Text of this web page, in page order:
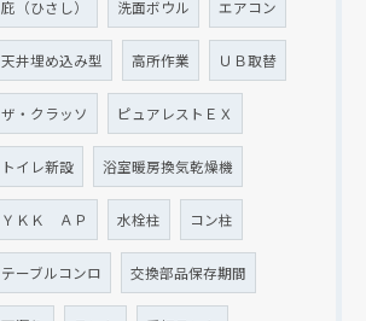
庇（ひさし） 洗面ボウル エアコン
天井埋め込み型 高所作業 ＵＢ取替
ザ・クラッソ ピュアレストＥＸ
トイレ新設 浴室暖房換気乾燥機
ＹＫＫ ＡＰ 水栓柱 コン柱
テーブルコンロ 交換部品保存期間